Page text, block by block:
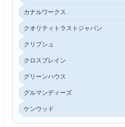
カナルワークス
クオリティトラストジャパン
クリプシュ
クロスブレイン
グリーンハウス
グルマンディーズ
ケンウッド